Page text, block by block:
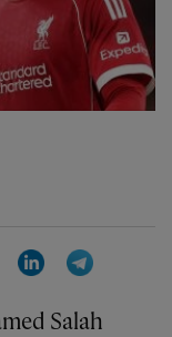
WhatsAppLinkedIn
Salah